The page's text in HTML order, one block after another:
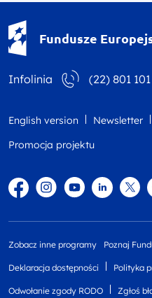
Fundusze
Infolinia (22) 801
English version Newsletter
Promocja projektu
FacebookInstagram
YouTubeLinkedin
Zobacz inne programy Poznaj
Deklaracja dostępności Polityka
Odwołanie zgody RODO Zgłoś